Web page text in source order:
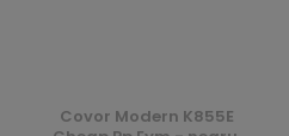
Covor Modern K855E